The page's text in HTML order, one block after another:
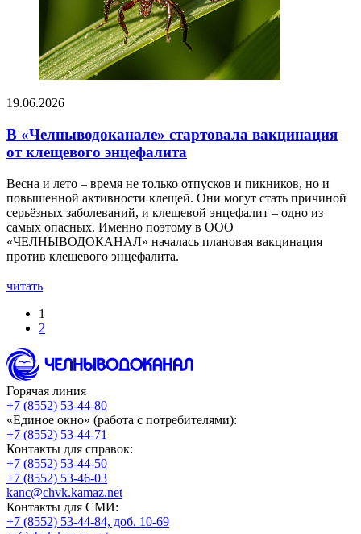
19.06.2026
В «Челныводоканале» стартовала вакцинация
от клещевого энцефалита
Весна и лето – время не только отпусков и пикников, но и
повышенной активности клещей. Они могут стать причиной
серьёзных заболеваний, и клещевой энцефалит – одно из
самых опасных. Именно поэтому в ООО
«ЧЕЛНЫВОДОКАНАЛ» началась плановая вакцинация
против клещевого энцефалита.
читать
1
2
Горячая линия
+7 (8552) 53-44-80
«Единое окно» (работа с потребителями):
+7 (8552) 53-44-71
Контакты для справок:
+7 (8552) 53-44-50
+7 (8552) 53-46-03
kanc@chvk.kamaz.net
Контакты для СМИ:
+7 (8552) 53-44-84, доб. 10-69